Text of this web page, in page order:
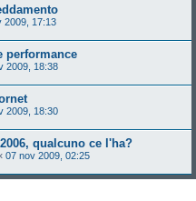
2009, 17:13
performance
2009, 18:38
2009, 18:30
qualcuno ce l'ha?
07 nov 2009, 02:25